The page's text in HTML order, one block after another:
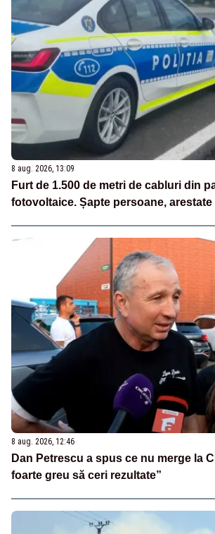
8 aug. 2026, 13:09
Furt de 1.500 de metri de cabluri din
fotovoltaice. Șapte persoane, arestate
8 aug. 2026, 12:46
Dan Petrescu a spus ce nu merge la
foarte greu să ceri rezultate”